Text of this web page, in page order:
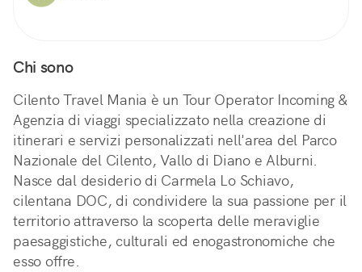
Chi sono
Cilento Travel Mania è un Tour Operator Incoming &
Agenzia di viaggi specializzato nella creazione di
itinerari e servizi personalizzati nell'area del Parco
Nazionale del Cilento, Vallo di Diano e Alburni.
Nasce dal desiderio di Carmela Lo Schiavo,
cilentana DOC, di condividere la sua passione per il
territorio attraverso la scoperta delle meraviglie
paesaggistiche, culturali ed enogastronomiche che
esso offre.